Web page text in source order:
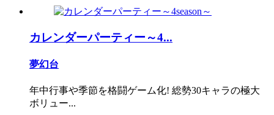
カレンダーパーティー～4...
夢幻台
年中行事や季節を格闘ゲーム化! 総勢30キャラの極大
ボリュー...